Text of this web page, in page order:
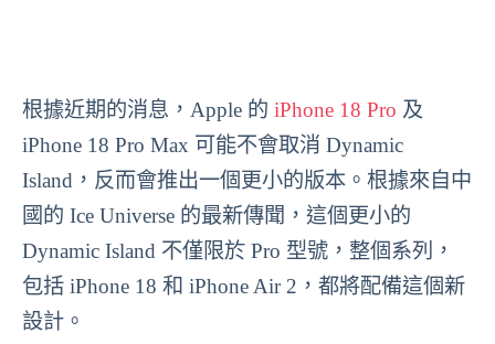
根據近期的消息，Apple 的 iPhone 18 Pro 及
iPhone 18 Pro Max 可能不會取消 Dynamic
Island，反而會推出一個更小的版本。根據來自中
國的 Ice Universe 的最新傳聞，這個更小的
Dynamic Island 不僅限於 Pro 型號，整個系列，
包括 iPhone 18 和 iPhone Air 2，都將配備這個新
設計。